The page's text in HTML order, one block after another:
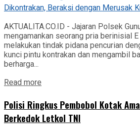
AKTUALITA.CO.ID - Jajaran Polsek
mengamankan seorang pria berinisial
melakukan tindak pidana pencurian
kunci pintu kontrakan dan mengambil
berharga...
Read more
Polisi Ringkus Pembobol Kotak
Berkedok Letkol TNI